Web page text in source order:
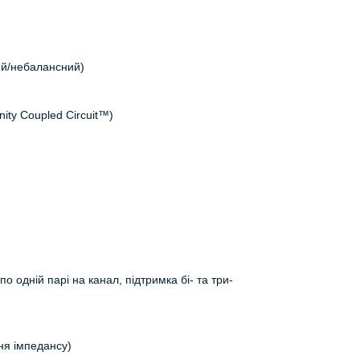
небалансний)
Coupled Circuit™)
одній парі на канал, підтримка бі- та три-
імпедансу)